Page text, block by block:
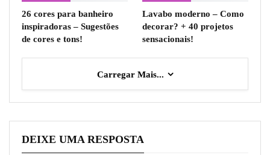
26 cores para banheiro
inspiradoras – Sugestões
de cores e tons!
Lavabo moderno – Como
decorar? + 40 projetos
sensacionais!
Carregar Mais...
DEIXE UMA RESPOSTA